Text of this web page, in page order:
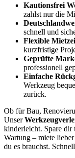
Kautionsfrei
zahlst nur die
schnell und
Flexible
kurzfristige
Geprüfte
professionell
Einfache
Werkzeug
zurück.
Ob für Bau,
Unser
kinderleicht. Spare dir
Wartung – miete
du es brauchst.